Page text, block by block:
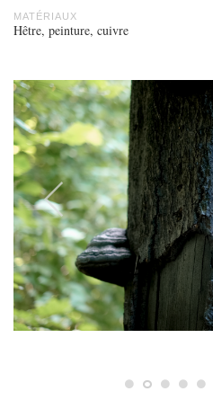
MATÉRIAUX
Hêtre, peinture, cuivre
Précédent